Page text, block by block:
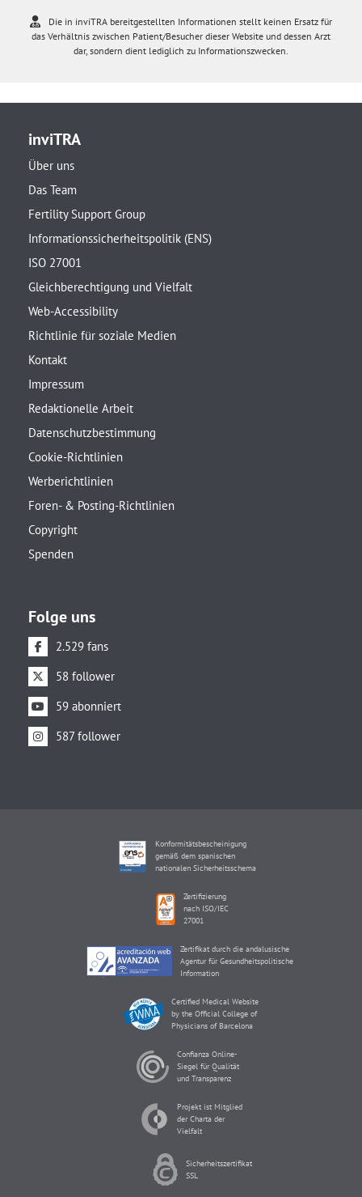
Die in inviTRA bereitgestellten Informationen stellt keinen Ersatz für
das Verhältnis zwischen Patient/Besucher dieser Website und dessen Arzt
dar, sondern dient lediglich zu Informationszwecken.
inviTRA
Über uns
Das Team
Fertility Support Group
Informationssicherheitspolitik (ENS)
ISO 27001
Gleichberechtigung und Vielfalt
Web-Accessibility
Richtlinie für soziale Medien
Kontakt
Impressum
Redaktionelle Arbeit
Datenschutzbestimmung
Cookie-Richtlinien
Werberichtlinien
Foren- & Posting-Richtlinien
Copyright
Spenden
Folge uns
2.529 fans
58 follower
59 abonniert
587 follower
Konformitätsbescheinigung
gemäß dem spanischen
nationalen Sicherheitsschema
Zertifizierung
nach ISO/IEC
27001
Zertifikat durch die andalusische
Agentur für Gesundheitspolitische
Information
Certified Medical Website
by the Official College of
Physicians of Barcelona
Confianza Online-
Siegel für Qualität
und Transparenz
Projekt ist Mitglied
der Charta der
Vielfalt
Sicherheitszertifikat
SSL